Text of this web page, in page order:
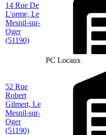
14 Rue De
L'orme, Le
Mesnil-sur-
Oger
(51190)
PC Locaux
52 Rue
Robert
Gilmert, Le
Mesnil-sur-
Oger
(51190)